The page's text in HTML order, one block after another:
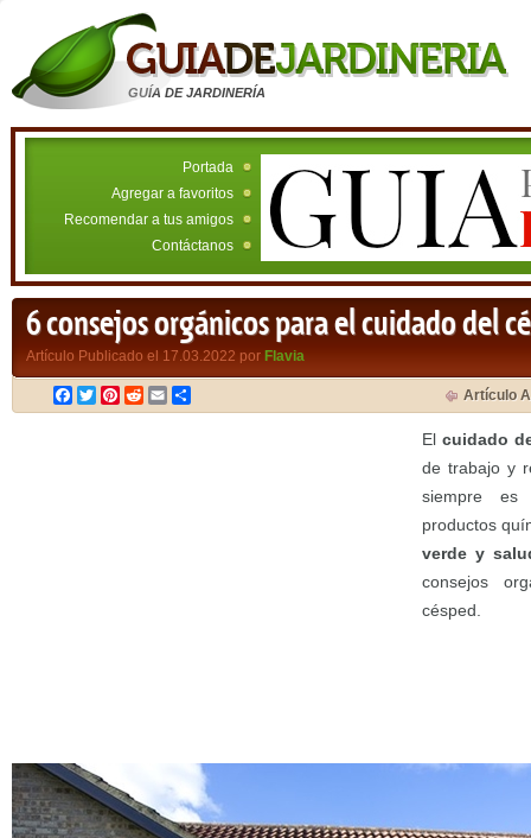
GUÍA DE JARDINERÍA
Portada
Agregar a favoritos
Recomendar a tus amigos
Contáctanos
6 consejos orgánicos para el cuidado del
Artículo Publicado el 17.03.2022 por Flavia
Facebook
TwitterPinterest
RedditEmail Artículo
El cuidado
de trabajo y
siempre es
productos
verde y
consejos
césped.